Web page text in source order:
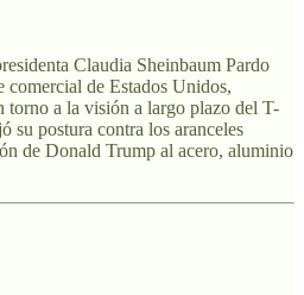
Claudia Sheinbaum Pardo
comercial de Estados Unidos,
torno a la visión a largo plazo del T-
su postura contra los aranceles
de Donald Trump al acero, aluminio